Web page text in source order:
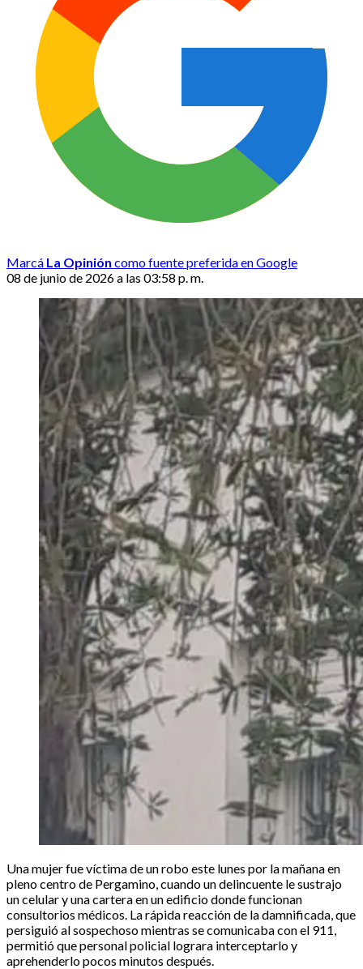
Marcá La Opinión como fuente preferida en Google
08 de junio de 2026 a las 03:58 p. m.
Una mujer fue víctima de un robo este lunes por la mañana en
pleno centro de Pergamino, cuando un delincuente le sustrajo
un celular y una cartera en un edificio donde funcionan
consultorios médicos. La rápida reacción de la damnificada, que
persiguió al sospechoso mientras se comunicaba con el 911,
permitió que personal policial lograra interceptarlo y
aprehenderlo pocos minutos después.